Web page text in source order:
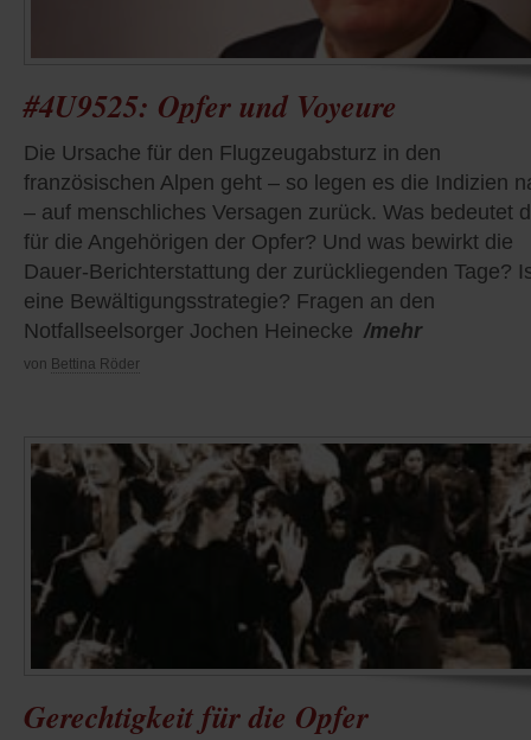
#4U9525: Opfer und Voyeure
Die Ursache für den Flugzeugabsturz in den
französischen Alpen geht – so legen es die Indizien
– auf menschliches Versagen zurück. Was bedeutet
für die Angehörigen der Opfer? Und was bewirkt die
Dauer-Berichterstattung der zurückliegenden Tage?
eine Bewältigungsstrategie? Fragen an den
Notfallseelsorger Jochen Heinecke /mehr
von Bettina Röder
Gerechtigkeit für die Opfer